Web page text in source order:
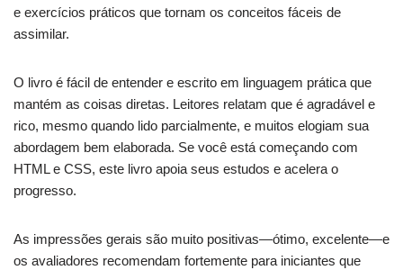
e exercícios práticos que tornam os conceitos fáceis de
assimilar.
O livro é fácil de entender e escrito em linguagem prática que
mantém as coisas diretas. Leitores relatam que é agradável e
rico, mesmo quando lido parcialmente, e muitos elogiam sua
abordagem bem elaborada. Se você está começando com
HTML e CSS, este livro apoia seus estudos e acelera o
progresso.
As impressões gerais são muito positivas—ótimo, excelente—e
os avaliadores recomendam fortemente para iniciantes que